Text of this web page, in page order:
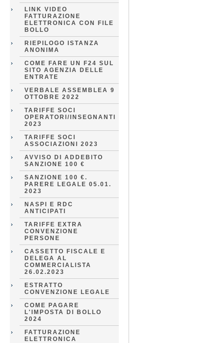
LINK VIDEO
FATTURAZIONE
ELETTRONICA CON FILE
BOLLO
RIEPILOGO ISTANZA
ANONIMA
COME FARE UN F24 SUL
SITO AGENZIA DELLE
ENTRATE
VERBALE ASSEMBLEA 9
OTTOBRE 2022
TARIFFE SOCI
OPERATORI/INSEGNANTI
2023
TARIFFE SOCI
ASSOCIAZIONI 2023
AVVISO DI ADDEBITO
SANZIONE 100 €
SANZIONE 100 €.
PARERE LEGALE 05.01.
2023
NASPI E RDC
ANTICIPATI
TARIFFE EXTRA
CONVENZIONE
PERSONE
CASSETTO FISCALE E
DELEGA AL
COMMERCIALISTA
26.02.2023
ESTRATTO
CONVENZIONE LEGALE
COME PAGARE
L'IMPOSTA DI BOLLO
2024
FATTURAZIONE
ELETTRONICA